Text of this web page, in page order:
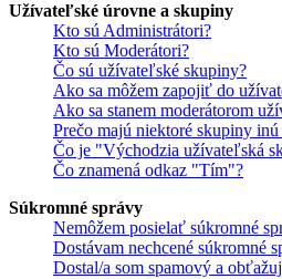
Užívateľské úrovne a skupiny
Kto sú Administrátori?
Kto sú Moderátori?
Čo sú užívateľské skupiny?
Ako sa môžem zapojiť do
Ako sa stanem moderátorom
Prečo majú niektoré skupiny inú
Čo je "Východzia užívateľská
Čo znamená odkaz "Tím"?
Súkromné správy
Nemôžem posielať súkromné
Dostávam nechcené súkromné
Dostal/a som spamový a